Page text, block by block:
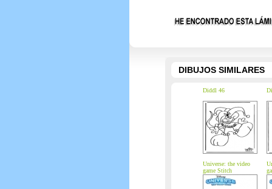
DIBUJOS SIMILARES
Diddl 46
Universe: the video
game Stitch